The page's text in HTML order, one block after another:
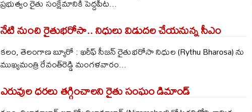
నేటి నుంచి రైతుభరోసా.. నిధులు విడుదల చేయనున్న సీఎం
కలం, తెలంగాణ బ్యూరో : ఖరీఫ్ సీజన్‌ రైతుభరోసా నిధుల (Rythu Bharosa) ను
ముఖ్యమంత్రి రేవంత్‌రెడ్డి మంగళవారం...
ఎరువుల ధరలు తగ్గించాల‌ని రైతు సంఘం డిమాండ్